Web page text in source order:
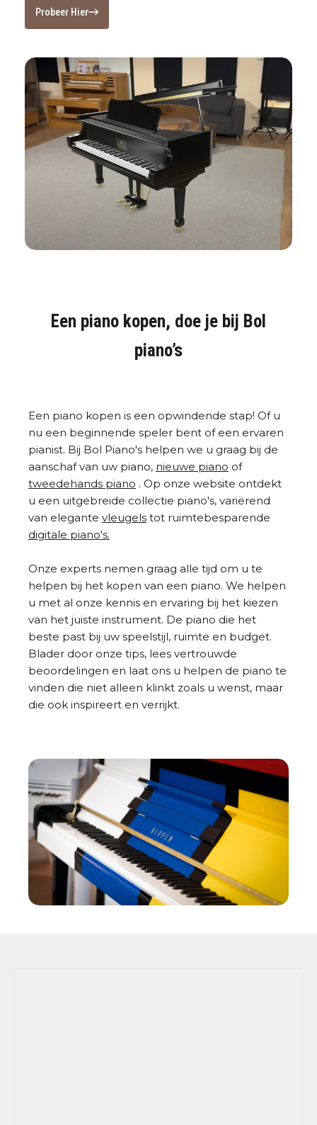
Probeer Hier
Een piano kopen, doe je bij Bol
piano’s
Een piano kopen is een opwindende stap! Of u
nu een beginnende speler bent of een ervaren
pianist. Bij Bol Piano's helpen we u graag bij de
aanschaf van uw piano, nieuwe piano of
tweedehands piano . Op onze website ontdekt
u een uitgebreide collectie piano's, variërend
van elegante vleugels tot ruimtebesparende
digitale piano's.
Onze experts nemen graag alle tijd om u te
helpen bij het kopen van een piano. We helpen
u met al onze kennis en ervaring bij het kiezen
van het juiste instrument. De piano die het
beste past bij uw speelstijl, ruimte en budget.
Blader door onze tips, lees vertrouwde
beoordelingen en laat ons u helpen de piano te
vinden die niet alleen klinkt zoals u wenst, maar
die ook inspireert en verrijkt.